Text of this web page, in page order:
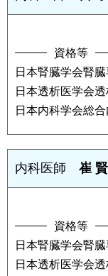
資格等
日本腎臓学会腎
日本透析医学会
日本内科学会総
内科医師 崔
資格等
日本腎臓学会腎
日本透析医学会